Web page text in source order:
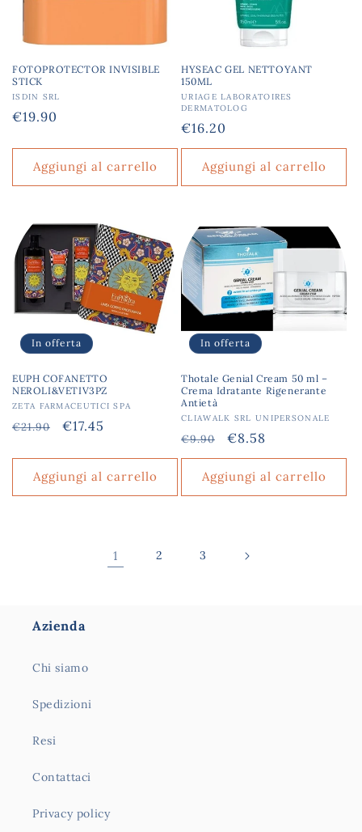
FOTOPROTECTOR INVISIBLE
STICK
Produttore:
ISDIN SRL
Prezzo
€19.90
Aggiungi al carrello
HYSEAC GEL NETTOYANT
150ML
Produttore:
URIAGE LABORATOIRES
DERMATOLOG
Prezzo
di
listino
€16.20
Aggiungi al carrello
In offerta
EUPH COFANETTO
NEROLI&VETIV3PZ
Produttore:
ZETA FARMACEUTICI SPA
Prezzo
listino
€21.90
Prezzo
€17.45
Aggiungi al carrello
In offerta
Thotale Genial Cream 50 ml –
Crema Idratante Rigenerante
Antietà
Produttore:
CLIAWALK SRL UNIPERSONALE
Prezzo
di
listino
€9.90
Prezzo
scontato
€8.58
Aggiungi al carrello
1 2 3
Azienda
Chi siamo
Spedizioni
Resi
Contattaci
Privacy policy